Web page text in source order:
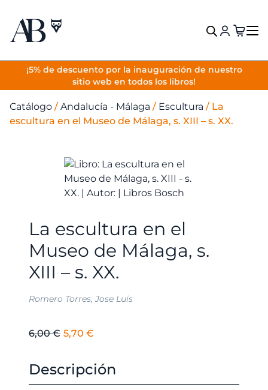
¡5% de descuento por la inauguración de nuestro
sitio web en todos los libros!
VOLVER
Catálogo / Andalucía - Málaga / Escultura / La
escultura en el Museo de Málaga, s. XIII – s. XX.
La escultura en el
Museo de Málaga, s.
XIII – s. XX.
Romero Torres, Jose Luis
6,00€ El
original
era:
5,70 €
actual
es:
Descripción